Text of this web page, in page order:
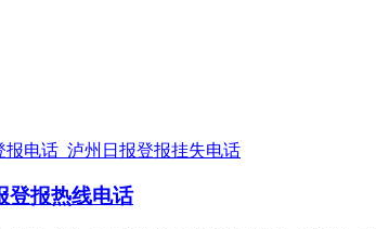
电话_泸州日报登报挂失电话
登报热线电话